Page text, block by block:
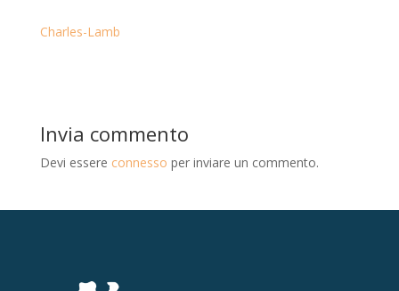
Charles-Lamb
Invia commento
Devi essere connesso per inviare un commento.